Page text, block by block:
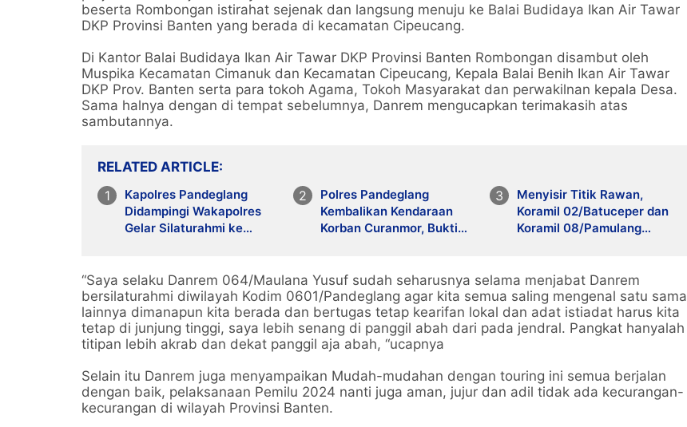
beserta Rombongan istirahat sejenak dan langsung menuju ke Balai Budidaya Ikan Air Tawar
DKP Provinsi Banten yang berada di kecamatan Cipeucang.
Di Kantor Balai Budidaya Ikan Air Tawar DKP Provinsi Banten Rombongan disambut oleh
Muspika Kecamatan Cimanuk dan Kecamatan Cipeucang, Kepala Balai Benih Ikan Air Tawar
DKP Prov. Banten serta para tokoh Agama, Tokoh Masyarakat dan perwakilnan kepala Desa.
Sama halnya dengan di tempat sebelumnya, Danrem mengucapkan terimakasih atas
sambutannya.
RELATED ARTICLE
Kapolres Pandeglang
Didampingi Wakapolres
Gelar Silaturahmi ke
Polres Pandeglang
Kembalikan Kendaraan
Korban Curanmor, Bukti
Menyisir Titik Rawan,
Koramil 02/Batuceper dan
Koramil 08/Pamulang
“Saya selaku Danrem 064/Maulana Yusuf sudah seharusnya selama menjabat Danrem
bersilaturahmi diwilayah Kodim 0601/Pandeglang agar kita semua saling mengenal satu sama
lainnya dimanapun kita berada dan bertugas tetap kearifan lokal dan adat istiadat harus kita
tetap di junjung tinggi, saya lebih senang di panggil abah dari pada jendral. Pangkat hanyalah
titipan lebih akrab dan dekat panggil aja abah, “ucapnya
Selain itu Danrem juga menyampaikan Mudah-mudahan dengan touring ini semua berjalan
dengan baik, pelaksanaan Pemilu 2024 nanti juga aman, jujur dan adil tidak ada kecurangan-
kecurangan di wilayah Provinsi Banten.